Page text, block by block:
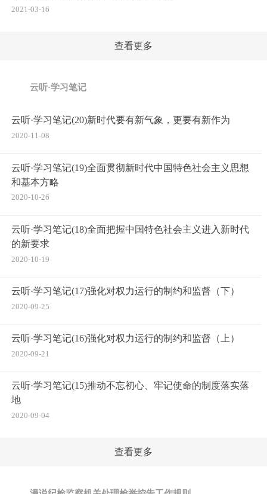
2021-03-16
查看更多
云听·学习笔记
云听·学习笔记(20)新时代要有新气象，更要有新作为
2020-11-08
云听·学习笔记(19)全面贯彻新时代中国特色社会主义思想
和基本方略
2020-10-26
云听·学习笔记(18)全面把握中国特色社会主义进入新时代
的新要求
2020-10-19
云听·学习笔记(17)强化对权力运行的制约和监督（下）
2020-09-25
云听·学习笔记(16)强化对权力运行的制约和监督（上）
2020-09-21
云听·学习笔记(15)推动不忘初心、牢记使命的制度落实落
地
2020-09-04
查看更多